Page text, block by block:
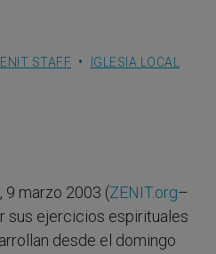
STAFF IGLESIA LOCAL
9 marzo 2003 (ZENIT.org–
sus ejercicios espirituales
desde el domingo